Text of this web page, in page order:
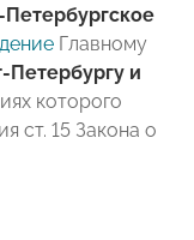
Петербургское
Главному
и
которого
ст. 15 Закона о